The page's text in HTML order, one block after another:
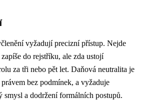
vyžadují precizní přístup. Nejde
do rejstříku, ale zda ustojí
za tři nebo pět let. Daňová neutralita je
bez podmínek, a vyžaduje
smysl a dodržení formálních postupů.